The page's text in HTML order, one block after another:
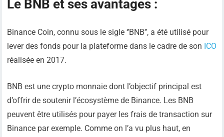
Le BNB et ses avantages :
Binance Coin, connu sous le sigle ‘’BNB’’, a été utilisé pour
lever des fonds pour la plateforme dans le cadre de son ICO
réalisée en 2017.
BNB est une crypto monnaie dont l’objectif principal est
d’offrir de soutenir l’écosystème de Binance. Les BNB
peuvent être utilisés pour payer les frais de transaction sur
Binance par exemple. Comme on l’a vu plus haut, en